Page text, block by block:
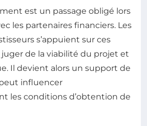
est un passage obligé lors
les partenaires financiers. Les
s’appuient sur ces
de la viabilité du projet et
Il devient alors un support de
influencer
les conditions d’obtention de